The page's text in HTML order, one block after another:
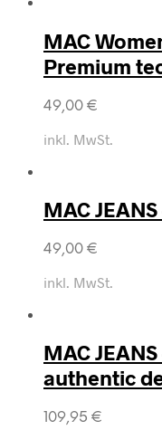
MAC
Premium
49,00 €
inkl. MwSt.
MAC
49,00 €
inkl. MwSt.
MAC
authentic
109,95 €